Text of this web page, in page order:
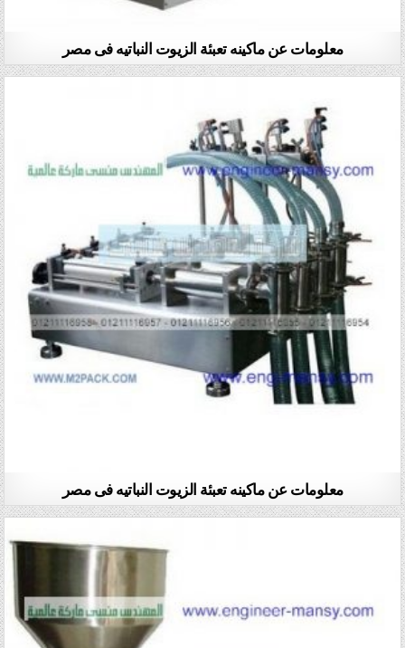
معلومات عن ماكينه تعبئة الزيوت النباتيه فى مصر
معلومات عن ماكينه تعبئة الزيوت النباتيه فى مصر